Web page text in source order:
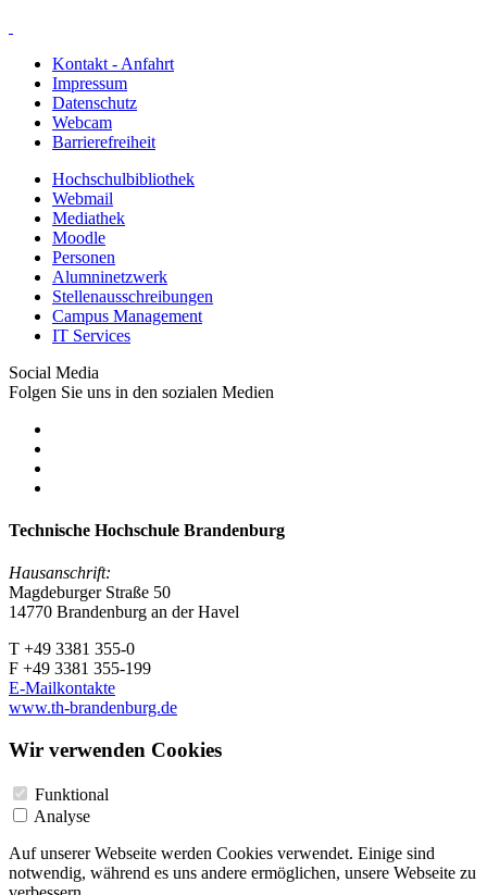
Kontakt - Anfahrt
Impressum
Datenschutz
Webcam
Barrierefreiheit
Hochschulbibliothek
Webmail
Mediathek
Moodle
Personen
Alumninetzwerk
Stellenausschreibungen
Campus Management
IT Services
Social Media
Folgen Sie uns in den sozialen Medien
Technische Hochschule Brandenburg
Hausanschrift:
Magdeburger Straße 50
14770 Brandenburg an der Havel
T +49 3381 355-0
F +49 3381 355-199
E-Mailkontakte
www.th-brandenburg.de
Wir verwenden Cookies
Funktional
Analyse
Auf unserer Webseite werden Cookies verwendet. Einige sind
notwendig, während es uns andere ermöglichen, unsere Webseite zu